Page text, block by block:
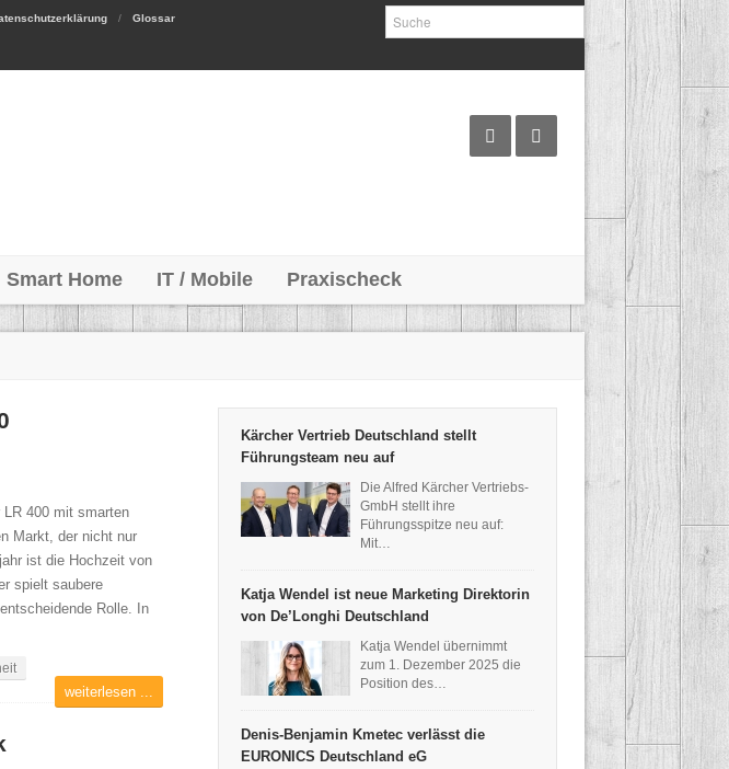
Glossar
Smart Home IT / Mobile Praxischeck
LR 400 mit smarten
Markt, der nicht nur
ist die Hochzeit von
spielt saubere
Rolle. In
weiterlesen ...
Kärcher Vertrieb Deutschland stellt
Führungsteam neu auf
Die Alfred Kärcher Vertriebs-
GmbH stellt ihre
Führungsspitze neu auf:
Mit…
Katja Wendel ist neue Marketing Direktorin
von De’Longhi Deutschland
Katja Wendel übernimmt
zum 1. Dezember 2025 die
Position des…
Denis-Benjamin Kmetec verlässt die
EURONICS Deutschland eG